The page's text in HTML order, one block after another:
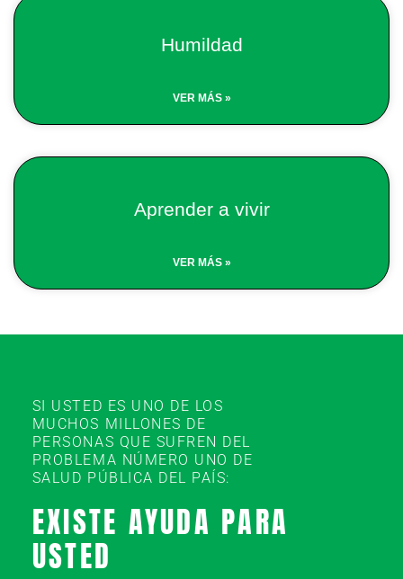
Humildad
VER MÁS »
Aprender a vivir
VER MÁS »
SI USTED ES UNO DE LOS
MUCHOS MILLONES DE
PERSONAS QUE SUFREN DEL
PROBLEMA NÚMERO UNO DE
SALUD PÚBLICA DEL PAÍS:
EXISTE AYUDA PARA
USTED